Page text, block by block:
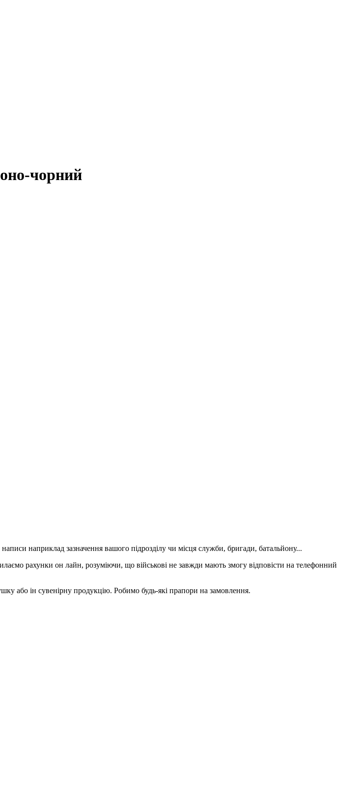
чорний
наприклад зазначення вашого підрозділу чи місця служби, бригади, батальйону...
рахунки он лайн, розуміючи, що військові не завжди мають змогу відповісти на телефонний
або ін сувенірну продукцію. Робимо будь-які прапори на замовлення.